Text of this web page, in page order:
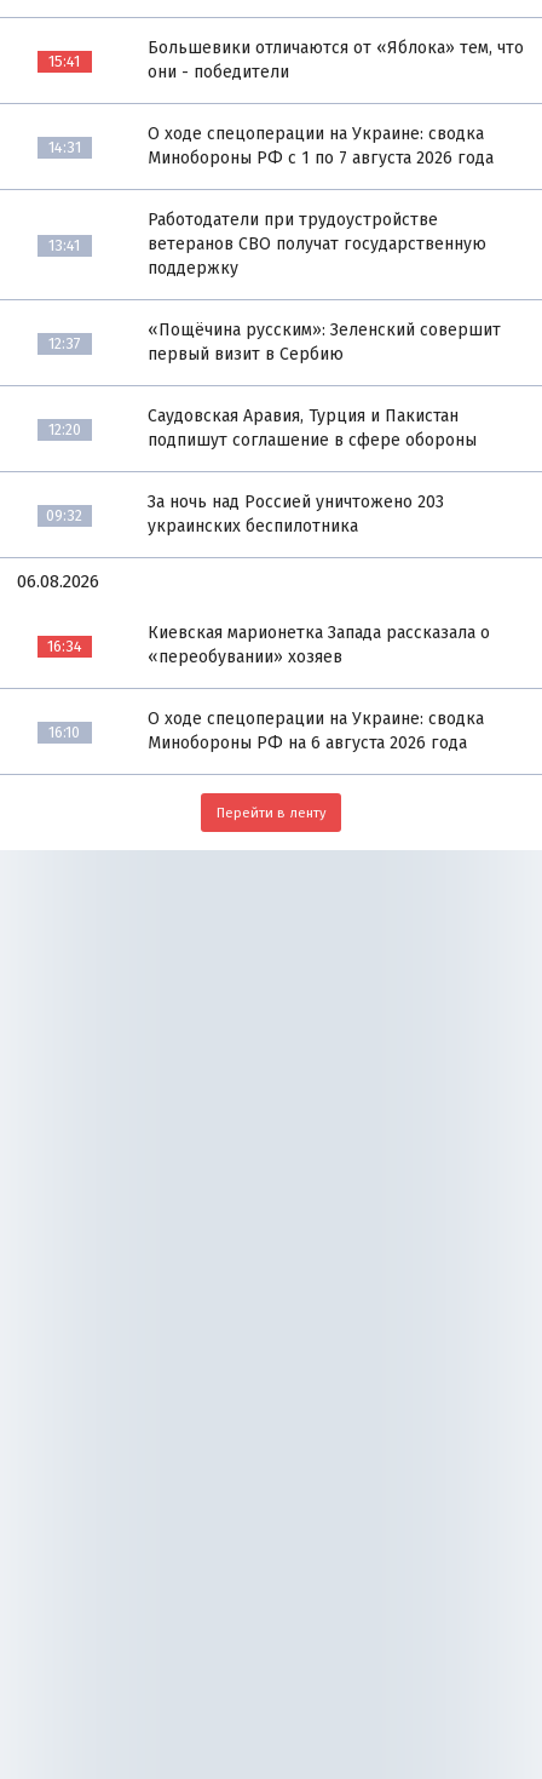
15:41
Большевики отличаются от «Яблока» тем, что
они - победители
14:31
О ходе спецоперации на Украине: сводка
Минобороны РФ с 1 по 7 августа 2026 года
13:41
Работодатели при трудоустройстве
ветеранов СВО получат государственную
поддержку
12:37
«Пощёчина русским»: Зеленский совершит
первый визит в Сербию
12:20
Саудовская Аравия, Турция и Пакистан
подпишут соглашение в сфере обороны
09:32
За ночь над Россией уничтожено 203
украинских беспилотника
06.08.2026
16:34
Киевская марионетка Запада рассказала о
«переобувании» хозяев
16:10
О ходе спецоперации на Украине: сводка
Минобороны РФ на 6 августа 2026 года
Перейти в ленту